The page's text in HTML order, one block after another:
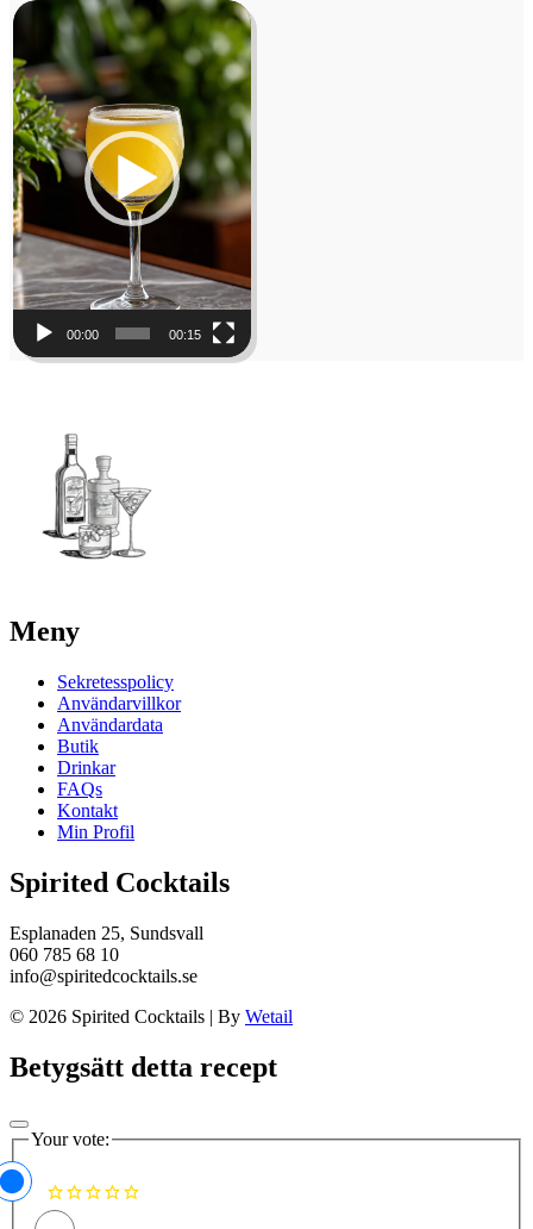
Video
00:00 00:15
Meny
Sekretesspolicy
Användarvillkor
Användardata
Butik
Drinkar
FAQs
Kontakt
Min Profil
Spirited Cocktails
Esplanaden 25, Sundsvall
060 785 68 10
info@spiritedcocktails.se
© 2026 Spirited Cocktails | By Wetail
Betygsätt detta recept
Your vote: